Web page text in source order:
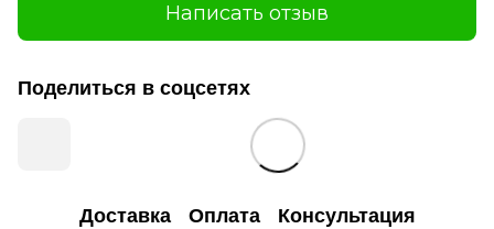
Написать отзыв
Поделиться в соцсетях
Доставка Оплата Консультация